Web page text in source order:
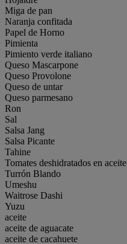
Miga de pan
Naranja confitada
Papel de Horno
Pimienta
Pimiento verde italiano
Queso Mascarpone
Queso Provolone
Queso de untar
Queso parmesano
Ron
Sal
Salsa Jang
Salsa Picante
Tahine
Tomates deshidratados en aceite
Turrón Blando
Umeshu
Waitrose Dashi
Yuzu
aceite
aceite de aguacate
aceite de cacahuete